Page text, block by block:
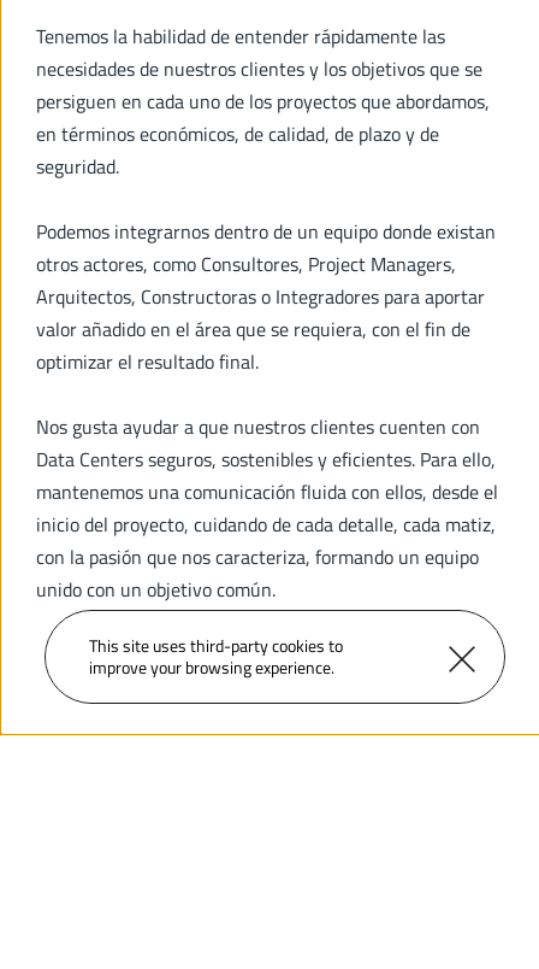
Tenemos la habilidad de entender rápidamente las
necesidades de nuestros clientes y los objetivos que se
persiguen en cada uno de los proyectos que abordamos,
en términos económicos, de calidad, de plazo y de
seguridad.
Podemos integrarnos dentro de un equipo donde existan
otros actores, como Consultores, Project Managers,
Arquitectos, Constructoras o Integradores para aportar
valor añadido en el área que se requiera, con el fin de
optimizar el resultado final.
Nos gusta ayudar a que nuestros clientes cuenten con
Data Centers seguros, sostenibles y eficientes. Para ello,
mantenemos una comunicación fluida con ellos, desde el
inicio del proyecto, cuidando de cada detalle, cada matiz,
con la pasión que nos caracteriza, formando un equipo
unido con un objetivo común.
+  de 350 MW
This site uses third-party cookies to
improve your browsing experience.